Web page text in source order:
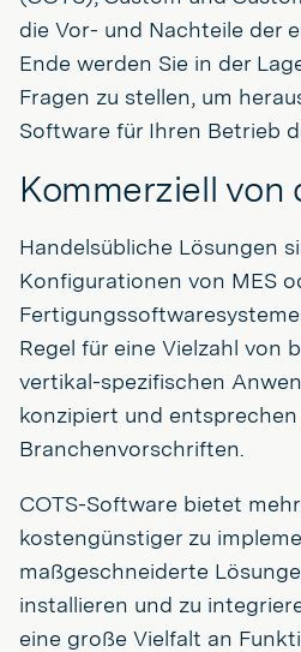
die Vor- und Nachteile der
Ende werden Sie in der
Fragen zu stellen, um
Software für Ihren Betrieb
Kommerziell von
Handelsübliche Lösungen
Konfigurationen von MES
Regel für eine Vielzahl von
vertikal-spezifischen
konzipiert und
Branchenvorschriften.
COTS-Software bietet
kostengünstiger zu
maßgeschneiderte
installieren und zu
eine große Vielfalt an